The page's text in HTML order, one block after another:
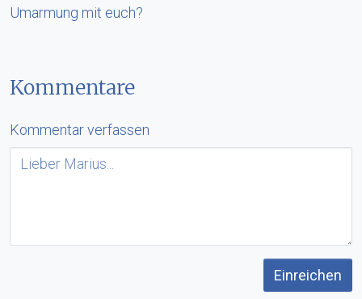
Umarmung mit euch?
Kommentare
Kommentar verfassen
Einreichen